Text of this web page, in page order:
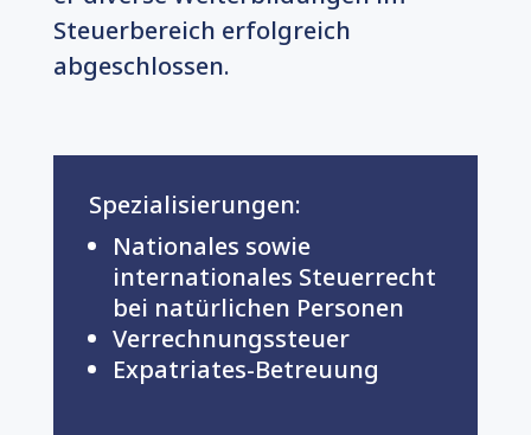
Steuerbereich erfolgreich
abgeschlossen.
Spezialisierungen:
Nationales sowie
internationales Steuerrecht
bei natürlichen Personen
Verrechnungssteuer
Expatriates-Betreuung